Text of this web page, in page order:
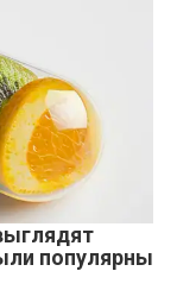
популярны